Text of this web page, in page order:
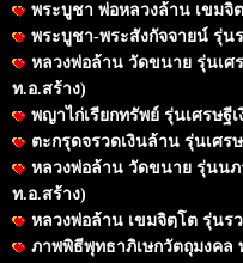
พระบูชา พ่อหลวงล้าน เขมจิ
พระบูชา-พระสังกัจจายน์ รุ่น
หลวงพ่อล้าน วัดขนาย รุ่นเศ
ท.อ.สร้าง)
พญาไก่เรียกทรัพย์ รุ่นเศรษฐี
ตะกรุดจรวดเงินล้าน รุ่นเศร
หลวงพ่อล้าน วัดขนาย รุ่นน
ท.อ.สร้าง)
หลวงพ่อล้าน เขมจิตฺโต รุ่นร
ภาพพิธีพุทธาภิเษกวัตถุมงคล